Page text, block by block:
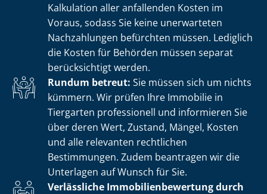
Kalkulation aller anfallenden Kosten im
Voraus, sodass Sie keine unerwarteten
Nachzahlungen befürchten müssen. Lediglich
die Kosten für Behörden müssen separat
berücksichtigt werden.
Rundum betreut: Sie müssen sich um nichts
kümmern. Wir prüfen Ihre Immobilie in
Tiergarten professionell und informieren Sie
über deren Wert, Zustand, Mängel, Kosten
und alle relevanten rechtlichen
Bestimmungen. Zudem beantragen wir die
Unterlagen auf Wunsch für Sie.
Verlässliche Im­mo­bi­li­en­be­wer­tung durch